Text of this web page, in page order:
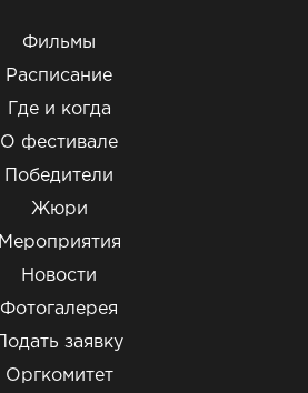
Фильмы
Расписание
Где и когда
О фестивале
Победители
Жюри
Мероприятия
Новости
Фотогалерея
Подать заявку
Оргкомитет